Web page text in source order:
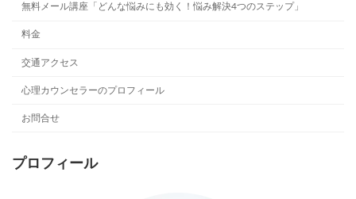
無料メール講座「どんな悩みにも効く！悩み解決4つのステップ」
料金
交通アクセス
心理カウンセラーのプロフィール
お問合せ
プロフィール